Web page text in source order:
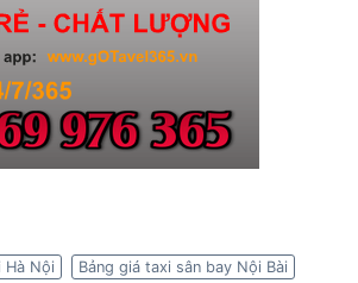
Hà Nội
Bảng giá taxi sân bay Nội Bài